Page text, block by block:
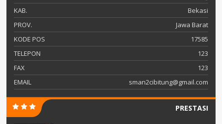
KAB.
Bekasi
PROV.
Jawa Barat
KODE POS
17585
TELEPON
123
FAX
123
EMAIL
sman2cibitung@gmail.com
PRESTASI